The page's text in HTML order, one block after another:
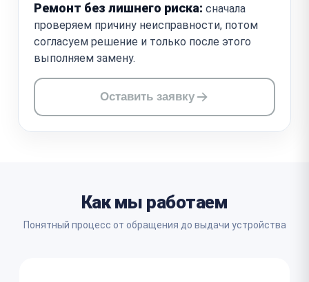
Ремонт без лишнего риска: сначала
проверяем причину неисправности, потом
согласуем решение и только после этого
выполняем замену.
Оставить заявку
Как мы работаем
Понятный процесс от обращения до выдачи устройства